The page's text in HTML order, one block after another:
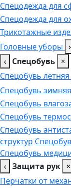
Спецодежда для
Спецодежда для
Трикотажные
Головные уборы ›
‹ Спецобувь ×
Спецобувь летняя
Спецобувь зимняя
Спецобувь
Спецобувь
Спецобувь
структур
Спецобувь
‹ Защита рук ×
Перчатки от